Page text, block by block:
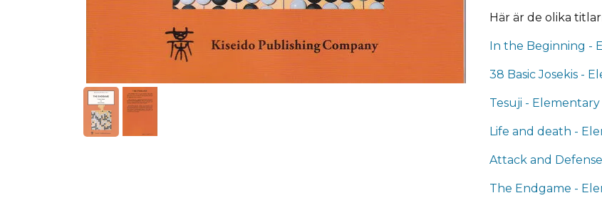
Här är de olika
In the Beginning -
38 Basic Josekis -
Tesuji - Elementary
Life and death -
Attack and
The Endgame -